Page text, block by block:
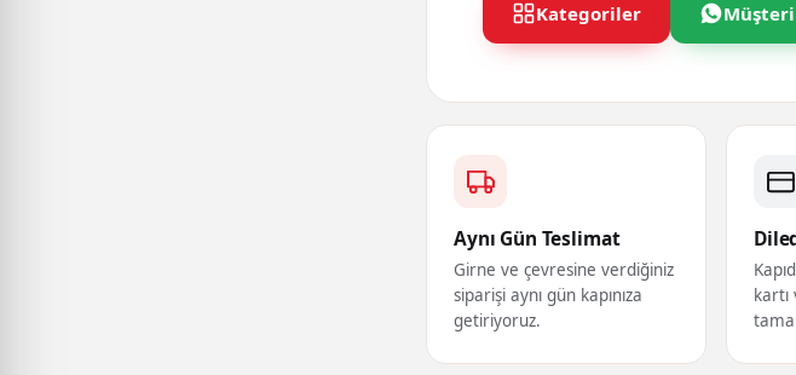
Kategoriler
Aynı Gün Teslimat
Girne ve çevresine verdiğiniz
siparişi aynı gün kapınıza
getiriyoruz.
kartı